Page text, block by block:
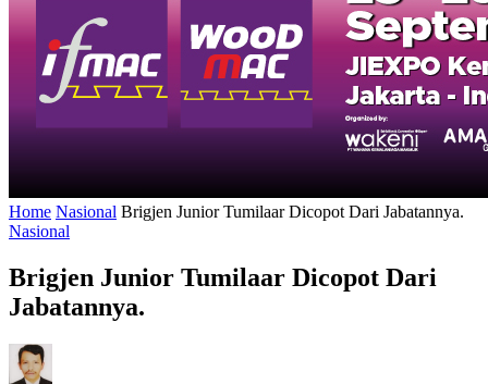
Home Nasional Brigjen Junior Tumilaar Dicopot Dari Jabatannya.
Nasional
Brigjen Junior Tumilaar Dicopot Dari
Jabatannya.